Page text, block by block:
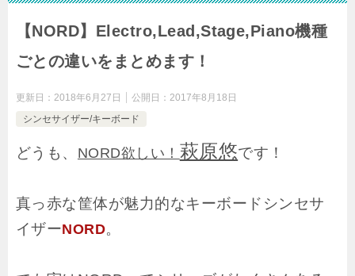
【NORD】Electro,Lead,Stage,Piano機種
ごとの違いをまとめます！
更新日： 2018年6月27日 公開日： 2017年8月18日
シンセサイザー/キーボード
どうも、 NORD欲しい！ 萩原悠です！
真っ赤な筐体が魅力的なキーボードシンセサ
イザーNORD。